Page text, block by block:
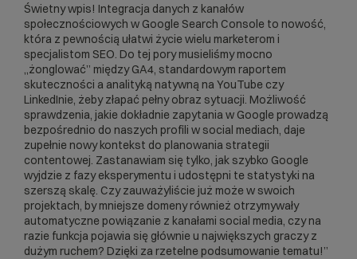
Świetny wpis! Integracja danych z kanałów
społecznościowych w Google Search Console to nowość,
która z pewnością ułatwi życie wielu marketerom i
specjalistom SEO. Do tej pory musieliśmy mocno
„żonglować” między GA4, standardowym raportem
skuteczności a analityką natywną na YouTube czy
LinkedInie, żeby złapać pełny obraz sytuacji. Możliwość
sprawdzenia, jakie dokładnie zapytania w Google prowadzą
bezpośrednio do naszych profili w social mediach, daje
zupełnie nowy kontekst do planowania strategii
contentowej. Zastanawiam się tylko, jak szybko Google
wyjdzie z fazy eksperymentu i udostępni te statystyki na
szerszą skalę. Czy zauważyliście już może w swoich
projektach, by mniejsze domeny również otrzymywały
automatyczne powiązanie z kanałami social media, czy na
razie funkcja pojawia się głównie u największych graczy z
dużym ruchem? Dzięki za rzetelne podsumowanie tematu!”